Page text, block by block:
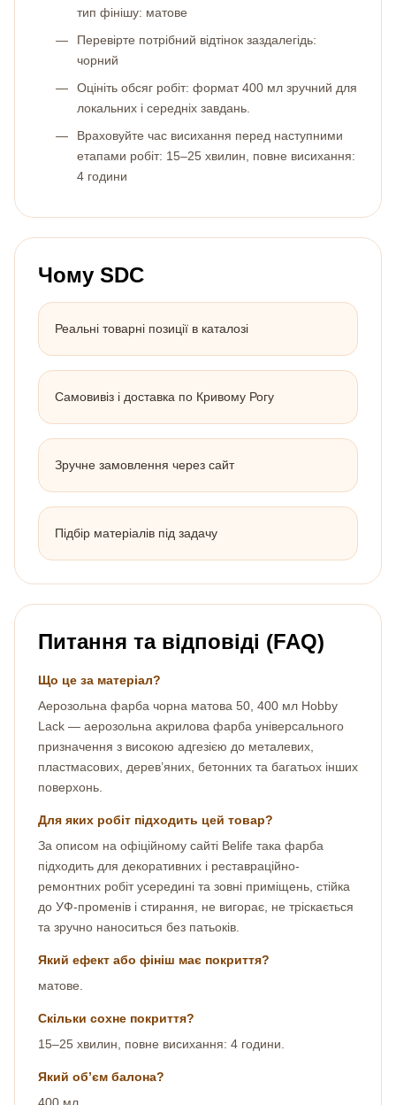
тип фінішу: матове
Перевірте потрібний відтінок заздалегідь:
чорний
Оцініть обсяг робіт: формат 400 мл зручний для
локальних і середніх завдань.
Враховуйте час висихання перед наступними
етапами робіт: 15–25 хвилин, повне висихання:
4 години
Чому SDC
Реальні товарні позиції в каталозі
Самовивіз і доставка по Кривому Рогу
Зручне замовлення через сайт
Підбір матеріалів під задачу
Питання та відповіді (FAQ)
Що це за матеріал?
Аерозольна фарба чорна матова 50, 400 мл Hobby
Lack — аерозольна акрилова фарба універсального
призначення з високою адгезією до металевих,
пластмасових, дерев’яних, бетонних та багатьох інших
поверхонь.
Для яких робіт підходить цей товар?
За описом на офіційному сайті Belife така фарба
підходить для декоративних і реставраційно-
ремонтних робіт усередині та зовні приміщень, стійка
до УФ-променів і стирання, не вигорає, не тріскається
та зручно наноситься без патьоків.
Який ефект або фініш має покриття?
матове.
Скільки сохне покриття?
15–25 хвилин, повне висихання: 4 години.
Який об’єм балона?
400 мл.